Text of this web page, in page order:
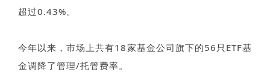
超过0.43%。
今年以来，市场上共有18家基金公司旗下的56只ETF基
金调降了管理/托管费率。